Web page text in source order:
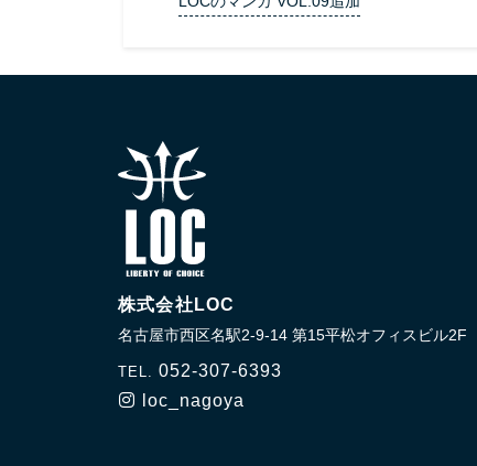
株式会社LOC
名古屋市西区名駅2-9-14 第15平松オフィスビル2F
TEL. 052-307-6393
loc_nagoya